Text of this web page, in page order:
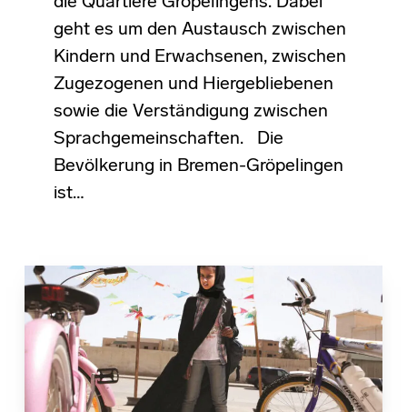
geht es um den Austausch zwischen
Kindern und Erwachsenen, zwischen
Zugezogenen und Hiergebliebenen
sowie die Verständigung zwischen
Sprachgemeinschaften. Die
Bevölkerung in Bremen-Gröpelingen
ist…